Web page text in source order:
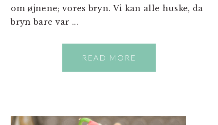
om øjnene; vores bryn. Vi kan alle huske, da
bryn bare var ...
READ MORE